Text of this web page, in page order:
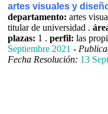
artes visuales y
departamento: artes
titular de universidad .
plazas: 1 . perfil: las
Septiembre 2021 -
Fecha Resolución: 13